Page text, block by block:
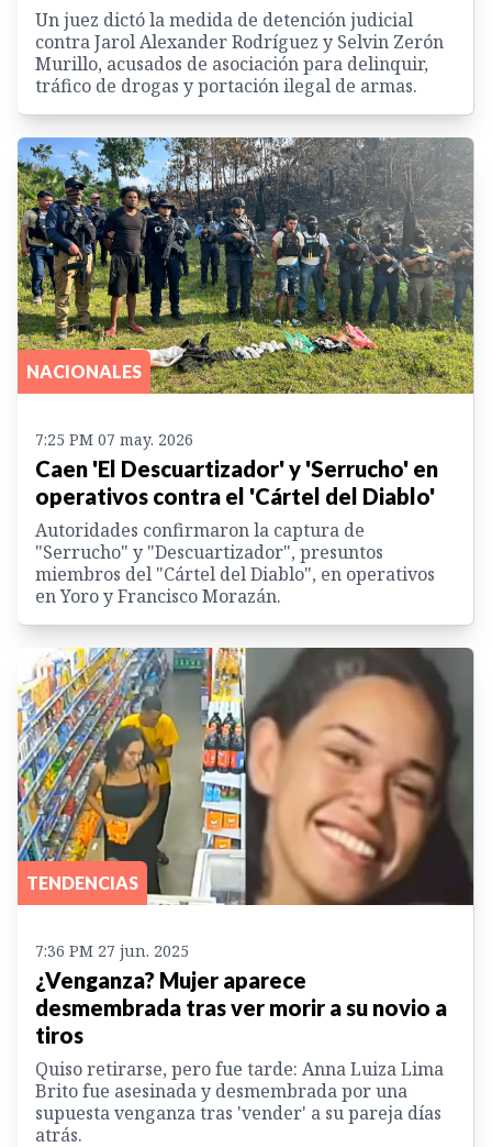
Un juez dictó la medida de detención judicial
contra Jarol Alexander Rodríguez y Selvin Zerón
Murillo, acusados de asociación para delinquir,
tráfico de drogas y portación ilegal de armas.
NACIONALES
7:25 PM 07 may. 2026
Caen 'El Descuartizador' y 'Serrucho' en
operativos contra el 'Cártel del Diablo'
Autoridades confirmaron la captura de
"Serrucho" y "Descuartizador", presuntos
miembros del "Cártel del Diablo", en operativos
en Yoro y Francisco Morazán.
TENDENCIAS
7:36 PM 27 jun. 2025
¿Venganza? Mujer aparece
desmembrada tras ver morir a su novio a
tiros
Quiso retirarse, pero fue tarde: Anna Luiza Lima
Brito fue asesinada y desmembrada por una
supuesta venganza tras 'vender' a su pareja días
atrás.